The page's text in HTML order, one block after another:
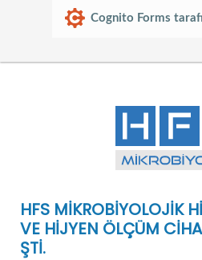
Cognito Forms
HFS MİKROBİYOLOJİK
VE HİJYEN ÖLÇÜM
ŞTİ.